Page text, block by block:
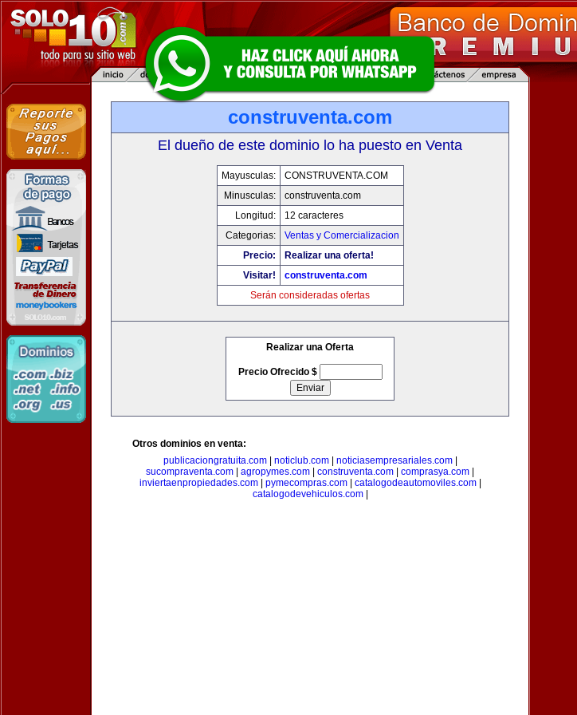
construventa.com
El dueño de este dominio lo ha puesto en Venta
Mayusculas:
CONSTRUVENTA.COM
Minusculas:
construventa.com
Longitud:
12 caracteres
Categorias:
Ventas y Comercializacion
Precio:
Realizar una oferta!
Visitar!
construventa.com
Serán consideradas ofertas
Realizar una Oferta
Precio Ofrecido $
Otros dominios en venta:
publicaciongratuita.com| noticlub.com| noticiasempresariales.com|
sucompraventa.com
agropymes.com construventa.com comprasya.com
inviertaenpropiedades.com| pymecompras.com| catalogodeautomoviles.com|
catalogodevehiculos.com|